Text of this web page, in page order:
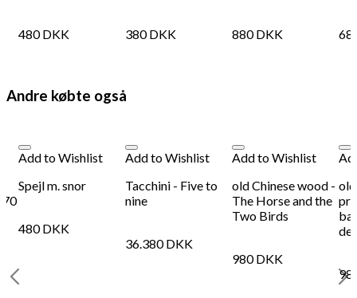
480DKK 380DKK 880DKK
Andre købte også
70
Add to Wishlist
Spejl m. snor
480DKK
Add to Wishlist
Tacchini - Five to
nine
36.380DKK
Add to Wishlist
old Chinese wood -
The Horse and the
Two Birds
980DKK